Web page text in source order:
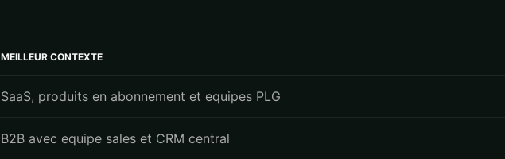
MEILLEUR CONTEXTE
SaaS, produits en abonnement et equipes PLG
B2B avec equipe sales et CRM central